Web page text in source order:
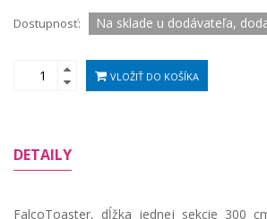
Dostupnosť: Na sklade u dodávateľa,
VLOŽIŤ DO KOŠÍKA
DETAILY
FalcoToaster, dĺžka jednej sekcie 300